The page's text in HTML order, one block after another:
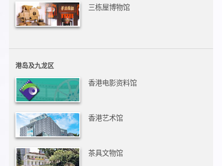
三栋屋博物馆
港岛及九龙区
香港电影资料馆
香港艺术馆
茶具文物馆